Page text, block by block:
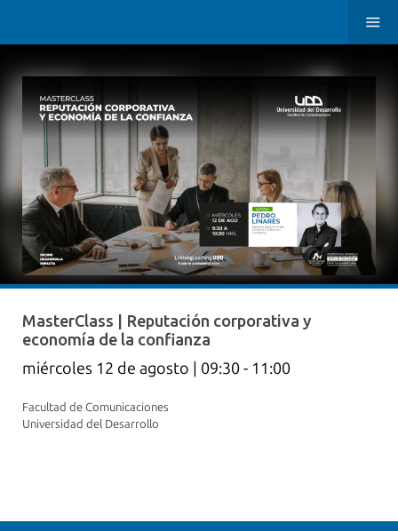
MasterClass | Reputación corporativa y
economía de la confianza
miércoles 12 de agosto | 09:30 - 11:00
Facultad de Comunicaciones
Universidad del Desarrollo